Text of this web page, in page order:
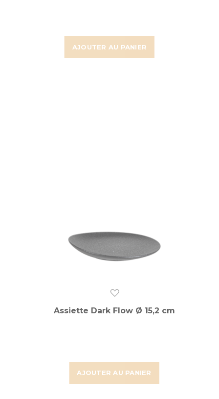
AJOUTER AU PANIER
AJOUTER AU PANIER
Assiette Dark Flow Ø 15,2 cm